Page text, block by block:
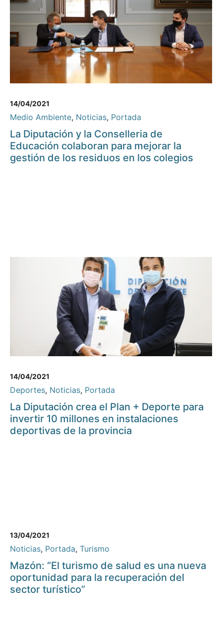
14/04/2021
Medio Ambiente, Noticias, Portada
La Diputación y la Conselleria de
Educación colaboran para mejorar la
gestión de los residuos en los colegios
14/04/2021
Deportes, Noticias, Portada
La Diputación crea el Plan + Deporte para
invertir 10 millones en instalaciones
deportivas de la provincia
13/04/2021
Noticias, Portada, Turismo
Mazón: “El turismo de salud es una nueva
oportunidad para la recuperación del
sector turístico”